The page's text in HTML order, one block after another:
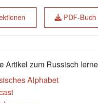
PDF-Buch
Artikel zum Russisch
Alphabet